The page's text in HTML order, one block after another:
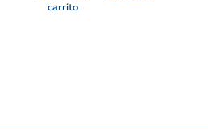
carrito